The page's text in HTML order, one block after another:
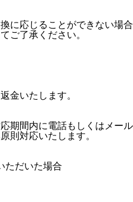
に応じることができない場合
ご了承ください。
金いたします。
期間内に電話もしくはメール
則対応いたします。
ただいた場合